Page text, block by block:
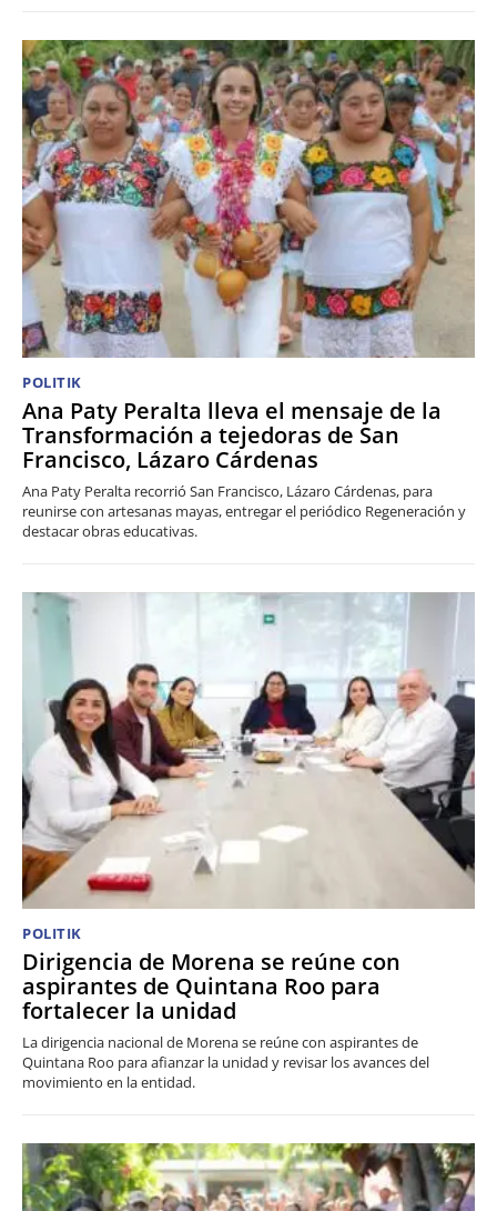
POLITIK
Ana Paty Peralta lleva el mensaje de la
Transformación a tejedoras de San
Francisco, Lázaro Cárdenas
Ana Paty Peralta recorrió San Francisco, Lázaro Cárdenas, para
reunirse con artesanas mayas, entregar el periódico Regeneración y
destacar obras educativas.
POLITIK
Dirigencia de Morena se reúne con
aspirantes de Quintana Roo para
fortalecer la unidad
La dirigencia nacional de Morena se reúne con aspirantes de
Quintana Roo para afianzar la unidad y revisar los avances del
movimiento en la entidad.